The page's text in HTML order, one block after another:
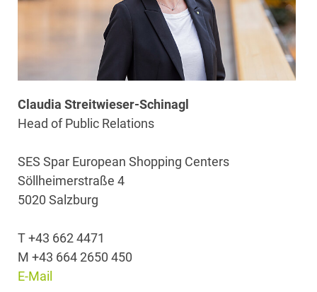
Claudia Streitwieser-Schinagl
Head of Public Relations
SES Spar European Shopping Centers
Söllheimerstraße 4
5020 Salzburg
T +43 662 4471
M +43 664 2650 450
E-Mail